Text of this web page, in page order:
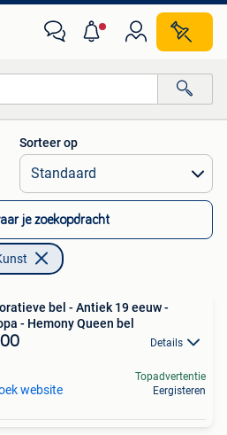
Sorteer op
je zoekopdracht
bel - Antiek 19 eeuw -
- Hemony Queen bel
Details
website
Topadvertentie
Eergisteren